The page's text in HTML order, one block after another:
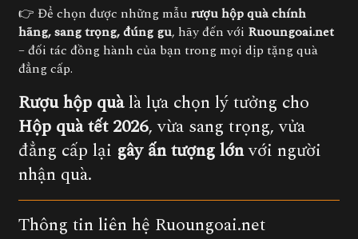
👉 Để chọn được những mẫu rượu hộp quà chính
hãng, sang trọng, đúng gu, hãy đến với Ruoungoai.net
– đối tác đồng hành của bạn trong mọi dịp tặng quà
đẳng cấp.
Rượu hộp quàlà lựa chọn lý tưởng cho
Hộp quà tết 2026, vừa sang trọng, vửa
đẳng cấp lại gây ấn tượng lớnvới người
nhận quà.
Thông tin liên hệ Ruoungoai.net